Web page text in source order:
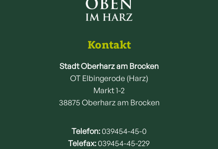
Kontakt
Stadt Oberharz am Brocken
OT Elbingerode (Harz)
Markt 1-2
38875 Oberharz am Brocken
Telefon:039454-45-0
Telefax:039454-45-229